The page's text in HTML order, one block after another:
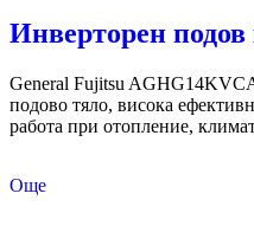
Инверторен
General Fujitsu
подово тяло, висока
работа при отопление,
Още